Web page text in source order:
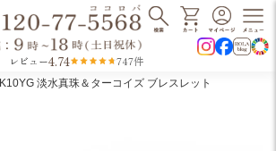
レビュー4.74 747件
K10YG 淡水真珠＆ターコイズ ブレスレット